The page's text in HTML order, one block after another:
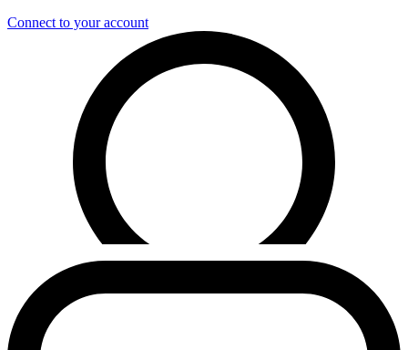
Connect to your account